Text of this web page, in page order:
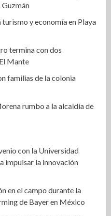
y economía en Playa
termina con dos
Mante
familias de la colonia
rumbo a la alcaldía de
con la Universidad
impulsar la innovación
en el campo durante la
de Bayer en México